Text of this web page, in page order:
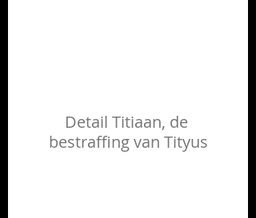
Detail Titiaan, de
bestraffing van Tityus